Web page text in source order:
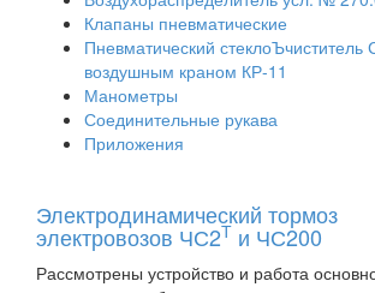
Клапаны пневматические
Пневматический стеклоЪчиститель
воздушным краном КР-11
Манометры
Соединительные рукава
Приложения
Электродинамический тормоз
электровозов ЧС2Т и ЧС200
Рассмотрены устройство и работа